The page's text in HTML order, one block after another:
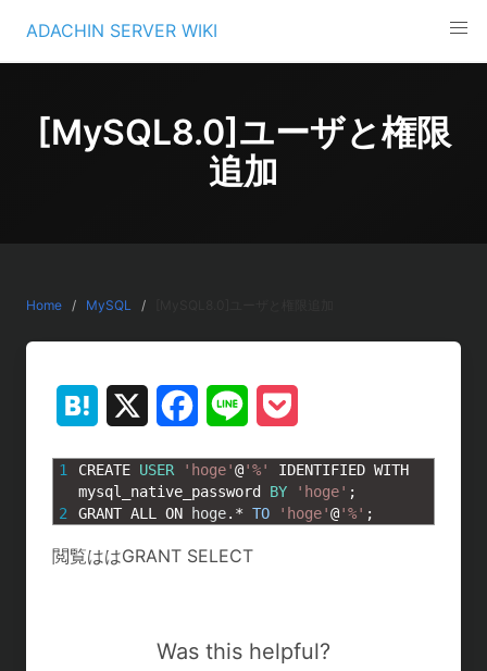
content
ADACHIN SERVER WIKI
[MySQL8.0]ユーザと権限
追加
Home MySQL
t
e
n
c
e
o
n
e
c
k
1
2
CREATE USER 'hoge'@'%' IDENTIFIED
mysql_native_password BY 'hoge' ;
GRANT ALL ON hoge. * TO 'hoge'@'%' ;
閲覧ははGRANT SELECT
Was this helpful?